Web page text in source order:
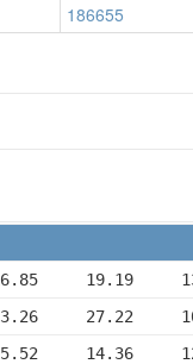
186655
19.19
27.22
14.36